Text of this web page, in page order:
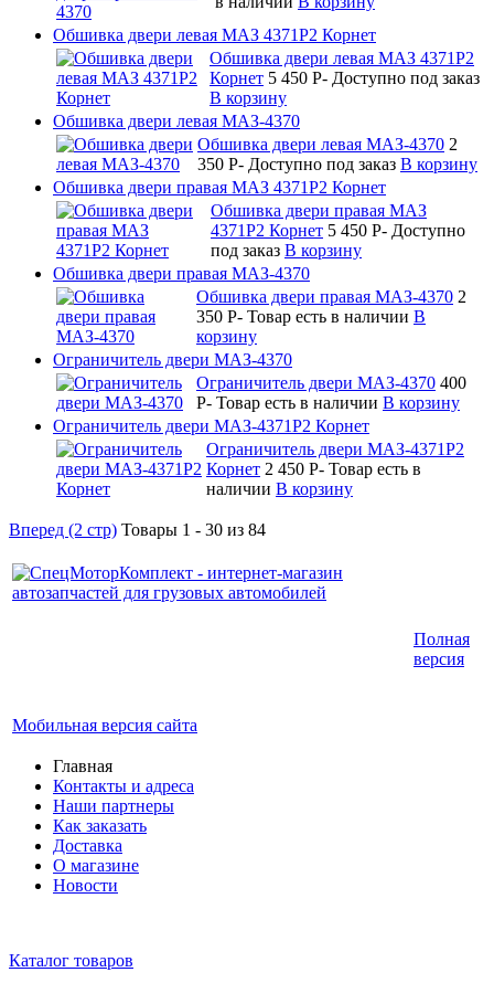
Обшивка двери левая МАЗ 4371Р2 Корнет
Обшивка двери левая МАЗ 4371Р2
Корнет 5 450 P- Доступно под заказ
В корзину
Обшивка двери левая МАЗ-4370
Обшивка двери левая МАЗ-4370 2
350 P- Доступно под заказ В корзину
Обшивка двери правая МАЗ 4371Р2 Корнет
Обшивка двери правая МАЗ
4371Р2 Корнет 5 450 P- Доступно
под заказ В корзину
Обшивка двери правая МАЗ-4370
Обшивка двери правая МАЗ-4370 2
350 P- Товар есть в наличии В
корзину
Ограничитель двери МАЗ-4370
Ограничитель двери МАЗ-4370 400
P- Товар есть в наличии В корзину
Ограничитель двери МАЗ-4371Р2 Корнет
Ограничитель двери МАЗ-4371Р2
Корнет 2 450 P- Товар есть в
наличии В корзину
Вперед (2 стр) Товары 1 - 30 из 84
Мобильная версия сайта
Полная
версия
Главная
Контакты и адреса
Наши партнеры
Как заказать
Доставка
О магазине
Новости
Каталог товаров